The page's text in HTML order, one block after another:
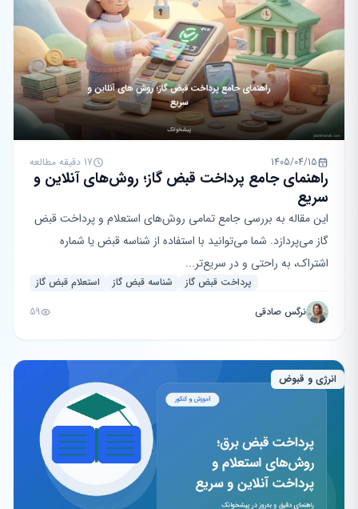
1405/04/15 17 دقیقه مطالعه
راهنمای جامع پرداخت قبض گاز؛ روش‌های آنلاین و
سریع
این مقاله به بررسی جامع تمامی روش‌های استعلام و پرداخت قبض
گاز می‌پردازد. شما می‌توانید با استفاده از شناسه قبض یا شماره
اشتراک، به راحتی و در سریع‌تر...
پرداخت قبض گاز شناسه قبض گاز
استعلام قبض گاز
نرگس صادقی
59
انرژی و قبوض